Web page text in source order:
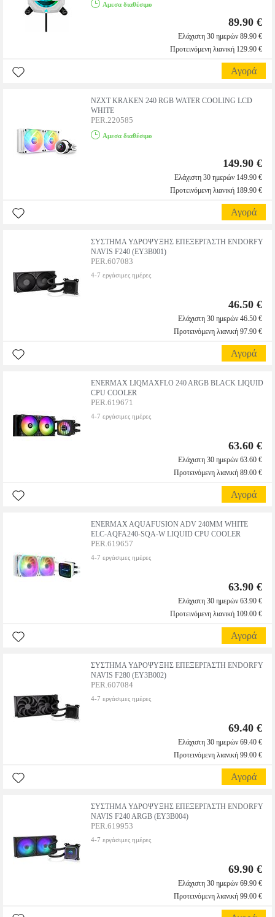
Αμεσα διαθέσιμο
89.90 €
Ελάχιστη 30 ημερών 89.90 €
Προτεινόμενη λιανική 129.90 €
Αγορά
NZXT KRAKEN 240 RGB WATER COOLING LCD
WHITE
PER.220585
Αμεσα διαθέσιμο
149.90 €
Ελάχιστη 30 ημερών 149.90 €
Προτεινόμενη λιανική 189.90 €
Αγορά
ΣΥΣΤΗΜΑ ΥΔΡΟΨΥΞΗΣ ΕΠΕΞΕΡΓΑΣΤΗ ENDORFY
NAVIS F240 (EY3B001)
PER.607083
4-7 εργάσιμες ημέρες
46.50 €
Ελάχιστη 30 ημερών 46.50 €
Προτεινόμενη λιανική 97.90 €
Αγορά
ENERMAX LIQMAXFLO 240 ARGB BLACK LIQUID
CPU COOLER
PER.619671
4-7 εργάσιμες ημέρες
63.60 €
Ελάχιστη 30 ημερών 63.60 €
Προτεινόμενη λιανική 89.00 €
Αγορά
ENERMAX AQUAFUSION ADV 240MM WHITE
ELC-AQFA240-SQA-W LIQUID CPU COOLER
PER.619657
4-7 εργάσιμες ημέρες
63.90 €
Ελάχιστη 30 ημερών 63.90 €
Προτεινόμενη λιανική 109.00 €
Αγορά
ΣΥΣΤΗΜΑ ΥΔΡΟΨΥΞΗΣ ΕΠΕΞΕΡΓΑΣΤΗ ENDORFY
NAVIS F280 (EY3B002)
PER.607084
4-7 εργάσιμες ημέρες
69.40 €
Ελάχιστη 30 ημερών 69.40 €
Προτεινόμενη λιανική 99.00 €
Αγορά
ΣΥΣΤΗΜΑ ΥΔΡΟΨΥΞΗΣ ΕΠΕΞΕΡΓΑΣΤΗ ENDORFY
NAVIS F240 ARGB (EY3B004)
PER.619953
4-7 εργάσιμες ημέρες
69.90 €
Ελάχιστη 30 ημερών 69.90 €
Προτεινόμενη λιανική 99.00 €